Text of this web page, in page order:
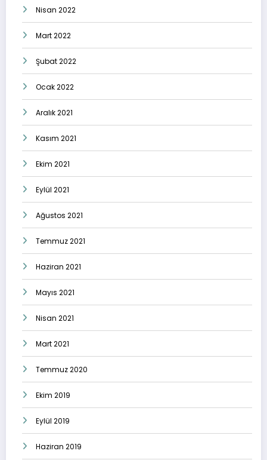
Nisan 2022
Mart 2022
Şubat 2022
Ocak 2022
Aralık 2021
Kasım 2021
Ekim 2021
Eylül 2021
Ağustos 2021
Temmuz 2021
Haziran 2021
Mayıs 2021
Nisan 2021
Mart 2021
Temmuz 2020
Ekim 2019
Eylül 2019
Haziran 2019